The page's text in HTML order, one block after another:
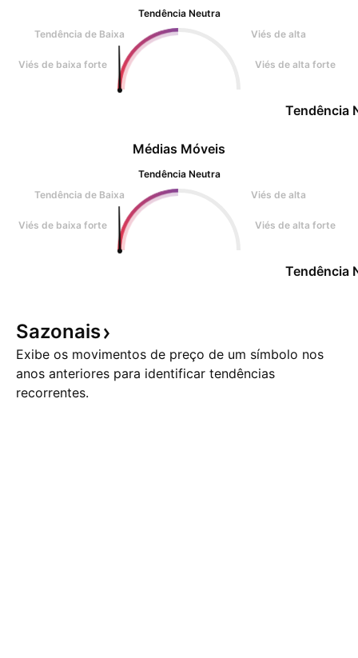
Tendência Neutra
Tendência de Baixa
Viés de alta
Viés de baixa forte Viés de alta forte
Tendência
Médias Móveis
Tendência Neutra
Tendência de Baixa
Viés de alta
Viés de baixa forte Viés de alta forte
Tendência
Sazonais
Exibe os movimentos de preço de um símbolo nos
anos anteriores para identificar tendências
recorrentes.